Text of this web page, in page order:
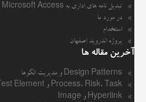
تبدیل نامه های اداری به Microsoft Access
در مورد ما
استخدام
پروژه اندروید اصفهان
آخرین مقاله ها
Design Patterns و مدیریت الگوها
Process، Risk، Task و Test Element
Hyperlink و Image